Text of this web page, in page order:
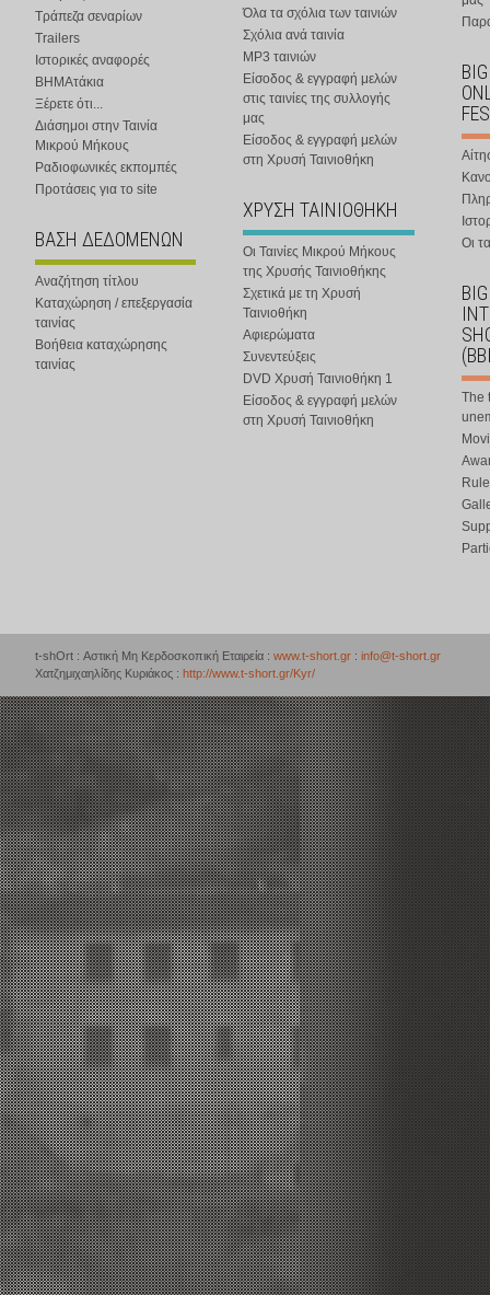
Τράπεζα σεναρίων
Trailers
Ιστορικές αναφορές
ΒΗΜΑτάκια
Ξέρετε ότι...
Διάσημοι στην Ταινία
Μικρού Μήκους
Ραδιοφωνικές εκπομπές
Προτάσεις για το site
ΒΑΣΗ ΔΕΔΟΜΕΝΩΝ
Αναζήτηση τίτλου
Καταχώρηση / επεξεργασία
ταινίας
Βοήθεια καταχώρησης
ταινίας
Όλα τα σχόλια των ταινιών
Σχόλια ανά ταινία
MP3 ταινιών
Είσοδος & εγγραφή μελών
στις ταινίες της συλλογής
μας
Είσοδος & εγγραφή μελών
στη Χρυσή Ταινιοθήκη
ΧΡΥΣΗ ΤΑΙΝΙΟΘΗΚΗ
Οι Ταινίες Μικρού Μήκους
της Χρυσής Ταινιοθήκης
Σχετικά με τη Χρυσή
Ταινιοθήκη
Αφιερώματα
Συνεντεύξεις
DVD Χρυσή Ταινιοθήκη 1
Είσοδος & εγγραφή μελών
στη Χρυσή Ταινιοθήκη
Οι
The
t-shOrt : Αστική Μη Κερδοσκοπική Εταιρεία : www.t-short.gr : info@t-short.gr
Χατζημιχαηλίδης Κυριάκος : http://www.t-short.gr/Kyr/